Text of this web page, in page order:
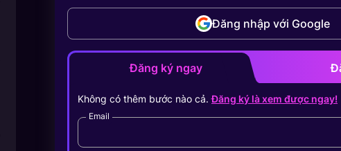
Đăng nhập với Google
Đăng ký ngay
Không có thêm bước nào cả.Đăng ký là xem được ngay!
Email